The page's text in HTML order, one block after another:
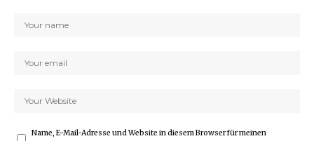
Name, E-Mail-Adresse und Website in diesem Browser für meinen